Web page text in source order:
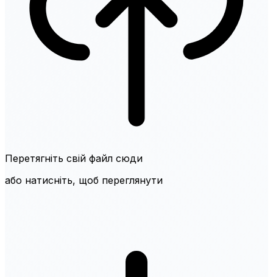
Перетягніть свій файл сюди
або натисніть, щоб переглянути